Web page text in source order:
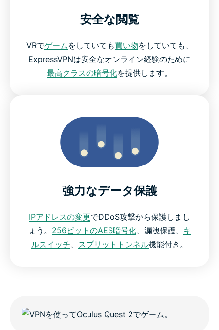
安全な閲覧
VRでゲーム をしていても買い物をしていても、
ExpressVPNは安全なオンライン経験のために
最高クラスの暗号化を提供します。
強力なデータ保護
IPアドレスの変更でDDoS攻撃から保護しまし
ょう。 256ビットのAES暗号化、漏洩保護、 キ
ルスイッチ
スプリットトンネル機能付き。